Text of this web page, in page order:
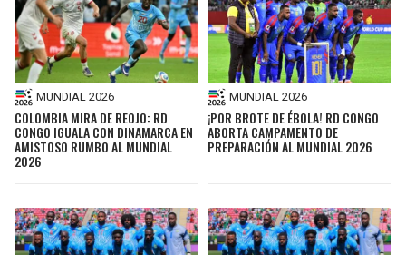
MUNDIAL 2026
COLOMBIA MIRA DE REOJO: RD
CONGO IGUALA CON DINAMARCA EN
AMISTOSO RUMBO AL MUNDIAL
2026
MUNDIAL 2026
¡POR BROTE DE ÉBOLA! RD CONGO
ABORTA CAMPAMENTO DE
PREPARACIÓN AL MUNDIAL 2026